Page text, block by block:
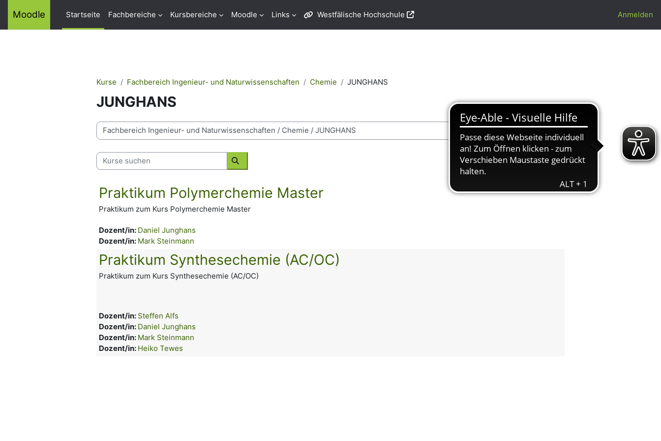
Moodle Startseite Fachbereiche Kursbereiche Moodle Links Westfälische Hochschule Anmelden
Kurse Fachbereich Ingenieur- und Naturwissenschaften Chemie JUNGHANS
JUNGHANS
Kursbereiche
Kurse suchen
Kurse suchen
Praktikum Polymerchemie Master
Praktikum zum Kurs Polymerchemie Master
Dozent/in: Daniel Junghans
Dozent/in: Mark Steinmann
Praktikum Synthesechemie (AC/OC)
Praktikum zum Kurs Synthesechemie (AC/OC)
Dozent/in: Steffen Alfs
Dozent/in: Daniel Junghans
Dozent/in: Mark Steinmann
Dozent/in: Heiko Tewes